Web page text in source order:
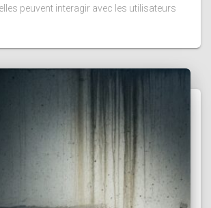
peuvent interagir avec les utilisateurs